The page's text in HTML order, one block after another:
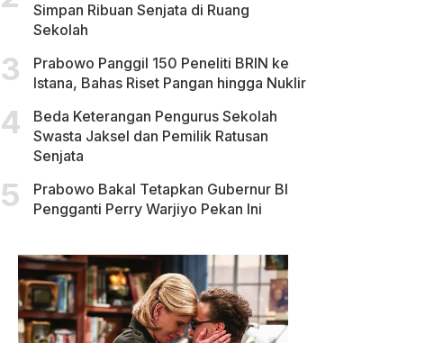
Simpan Ribuan Senjata di Ruang
Sekolah
Prabowo Panggil 150 Peneliti BRIN ke
Istana, Bahas Riset Pangan hingga Nuklir
Beda Keterangan Pengurus Sekolah
Swasta Jaksel dan Pemilik Ratusan
Senjata
Prabowo Bakal Tetapkan Gubernur BI
Pengganti Perry Warjiyo Pekan Ini